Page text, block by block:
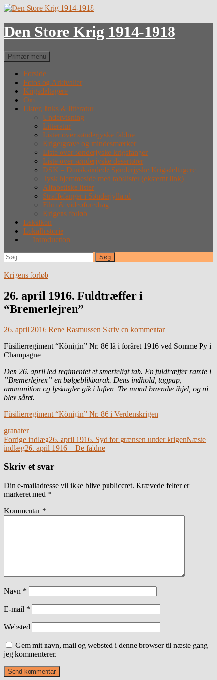
Hop
indhold
Den Store Krig 1914-1918
Søg
Primær menu
Forside
Fotos og Arkivalier
Krigsdeltagere
Om
Lister, links & litteratur
Undervisning
Litteratur
Lister over sønderjyske faldne
Krigergrave og mindesmærker
Liste over sønderjyske krigsfanger
Liste over sønderjyske desertører
DSK – Dansksindede Sønderjyske Krigsdeltagere
Tysk hjemmeside med tabslister (eksternt link)
Alfabetiske lister
Straffefanger i Sønderjylland
Film & videoforedrag
Krigens forløb
Leksikon
Lokalhistorie
Introduction
Søg
efter:
Krigens forløb
26. april 1916. Fuldtræffer i
“Bremerlejren”
26. april 2016 Rene Rasmussen Skriv en kommentar
Füsilierregiment “Königin” Nr. 86 lå i foråret 1916 ved Somme Py i
Champagne.
Den 26. april led regimentet et smerteligt tab. En fuldtræffer ramte i
”Bremerlejren” en bølgeblikbarak. Dens indhold, tagpap,
ammunition og lyskugler gik i luften. Tre mand brændte ihjel, og ni
blev såret.
Füsilierregiment “Königin” Nr. 86 i Verdenskrigen
granater
Indlægsnavigation
Forrige indlæg26. april 1916. Syd for grænsen under krigenNæste
indlæg26. april 1916 – De faldne
Skriv et svar
Din e-mailadresse vil ikke blive publiceret. Krævede felter er
markeret med *
Kommentar *
Navn *
E-mail *
Websted
Gem mit navn, mail og websted i denne browser til næste gang
jeg kommenterer.